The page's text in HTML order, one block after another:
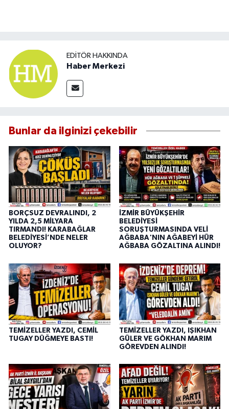
EDITÖR HAKKINDA
Haber Merkezi
Bunlar da ilginizi çekebilir
BORÇSUZ DEVRALINDI, 2
YILDA 2,5 MİLYARA
TIRMANDI! KARABAĞLAR
BELEDİYESİ’NDE NELER
OLUYOR?
İZMİR BÜYÜKŞEHİR
BELEDİYESİ
SORUŞTURMASINDA VELİ
AĞBABA'NIN AĞABEYİ HÜR
AĞBABA GÖZALTINA ALINDI!
TEMİZELLER YAZDI, CEMİL
TUGAY DÜĞMEYE BASTI!
TEMİZELLER YAZDI, IŞIKHAN
GÜLER VE GÖKHAN MARIM
GÖREVDEN ALINDI!